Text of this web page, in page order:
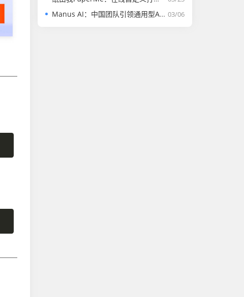
03/06
Manus AI：中国团队引领通用型AI Agent革命的里程碑